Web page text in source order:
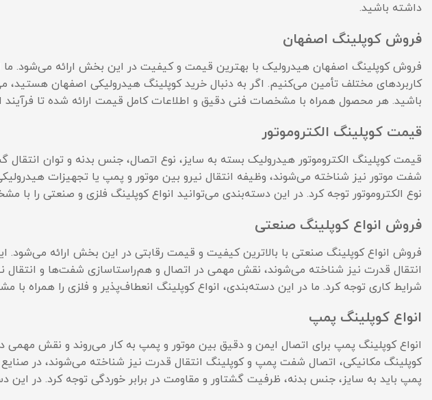
داشته باشید.
فروش کوپلینگ اصفهان
فروش کوپلینگ اصفهان هیدرولیک با بهترین قیمت و کیفیت در این بخش ارائه می‌شود. ما
کاربردهای مختلف تأمین می‌کنیم. اگر به دنبال خرید کوپلینگ هیدرولیکی اصفهان هستید،
باشید. هر محصول همراه با مشخصات فنی دقیق و اطلاعات کامل قیمت ارائه شده تا
قیمت کوپلینگ الکتروموتور
قیمت کوپلینگ الکتروموتور هیدرولیک بسته به سایز، نوع اتصال، جنس بدنه و توان
شفت موتور نیز شناخته می‌شوند، وظیفه انتقال نیرو بین موتور و پمپ یا تجهیزات
نوع الکتروموتور توجه کرد. در این دسته‌بندی می‌توانید انواع کوپلینگ فلزی و صنعتی را
فروش انواع کوپلینگ صنعتی
فروش انواع کوپلینگ صنعتی با بالاترین کیفیت و قیمت رقابتی در این بخش ارائه می‌شود.
انتقال قدرت نیز شناخته می‌شوند، نقش مهمی در اتصال و هم‌راستاسازی شفت‌ها و انتقال
شرایط کاری توجه کرد. ما در این دسته‌بندی، انواع کوپلینگ انعطاف‌پذیر و فلزی را همراه
انواع کوپلینگ پمپ
انواع کوپلینگ پمپ برای اتصال ایمن و دقیق بین موتور و پمپ به کار می‌روند و نقش
کوپلینگ مکانیکی، اتصال شفت پمپ و کوپلینگ انتقال قدرت نیز شناخته می‌شوند، در
پمپ باید به سایز، جنس بدنه، ظرفیت گشتاور و مقاومت در برابر خوردگی توجه کرد. در